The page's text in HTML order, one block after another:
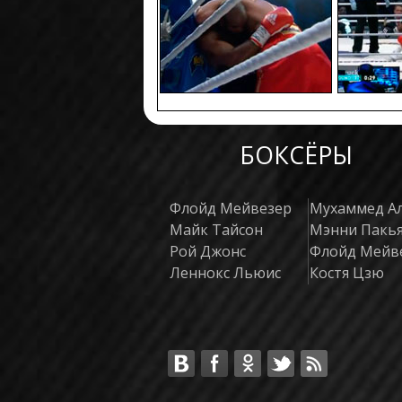
БОКСЁРЫ
Флойд Мейвезер
Майк Тайсон
Рой Джонс
Леннокс Льюис
Мухаммед
Мэнни
Флойд
Костя Цзю